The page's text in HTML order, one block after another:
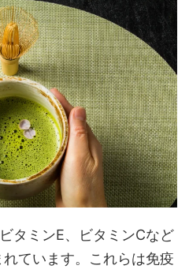
タミンE、ビタミンCなど
ています。これらは免疫